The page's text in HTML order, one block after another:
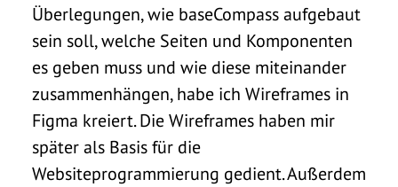
Überlegungen, wie baseCompass aufgebaut
sein soll, welche Seiten und Komponenten
es geben muss und wie diese miteinander
zusammenhängen, habe ich Wireframes in
Figma kreiert. Die Wireframes haben mir
später als Basis für die
Websiteprogrammierung gedient. Außerdem